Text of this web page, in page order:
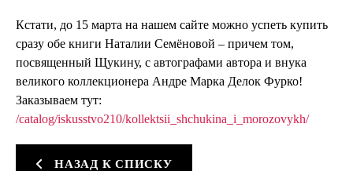
Кстати, до 15 марта на нашем сайте можно успеть купить
сразу обе книги Наталии Семёновой – причем том,
посвященный Щукину, с автографами автора и внука
великого коллекционера Андре Марка Делок Фурко!
Заказываем тут:
/catalog/iskusstvo210/kollektsii_shchukina_i_morozovykh/
НАЗАД К СПИСКУ